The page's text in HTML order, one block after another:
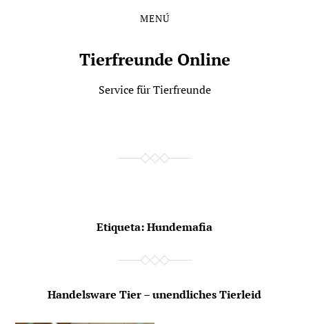
MENÚ
Tierfreunde Online
Service für Tierfreunde
Etiqueta:Hundemafia
Handelsware Tier – unendliches Tierleid